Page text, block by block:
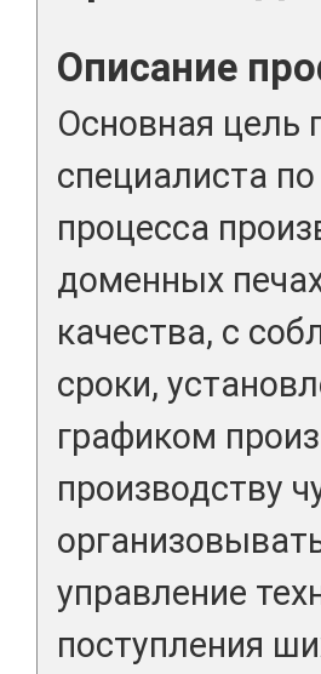
Описание
Основная цель
специалиста
процесса
доменных
качества, с
сроки,
графиком
производству
управление
поступления